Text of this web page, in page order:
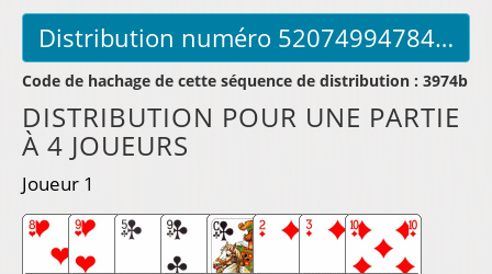
Code de hachage de cette séquence de distribution : 3974b
DISTRIBUTION POUR UNE PARTIE
À 4 JOUEURS
Joueur 1